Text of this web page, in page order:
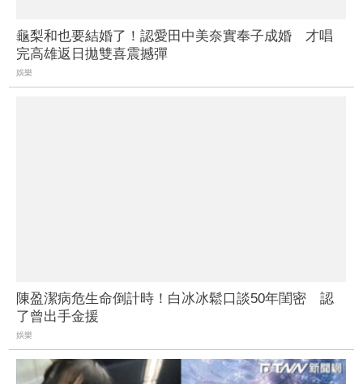
龜梨和也要結婚了！認愛田中美奈實奉子成婚 才唱
完高雄返日拋雙喜震撼彈
娛樂
陳盈潔病危生命倒計時！白冰冰鬆口談50年閨密 認
了曾出手金援
娛樂